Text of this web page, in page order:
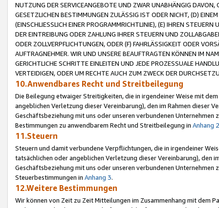
NUTZUNG DER SERVICEANGEBOTE UND ZWAR UNABHÄNGIG
GESETZLICHEN BESTIMMUNGEN ZULÄSSIG IST ODER NICHT, (D)
(EINSCHLIESSLICH EINER PROGRAMMRICHTLINIE), (E) IHREN
DER EINTREIBUNG ODER ZAHLUNG IHRER STEUERN UND
ODER ZOLLVERPFLICHTUNGEN, ODER (F) FAHRLÄSSIGKEIT ODER
AUFTRAGNEHMER. WIR UND UNSERE BEAUFTRAGTEN KÖNNEN IM
GERICHTLICHE SCHRITTE EINLEITEN UND JEDE PROZESSUALE
VERTEIDIGEN, ODER UM RECHTE AUCH ZUM ZWECK DER
10.Anwendbares Recht und Streitbeilegung
Die Beilegung etwaiger Streitigkeiten, die in irgendeiner Weise mit
angeblichen Verletzung dieser Vereinbarung), den im Rahmen dieser
Geschäftsbeziehung mit uns oder unseren verbundenen
Bestimmungen zu anwendbarem Recht und Streitbeilegung in Anhang 2
11.Steuern
Steuern und damit verbundene Verpflichtungen, die in irgendeiner
tatsächlichen oder angeblichen Verletzung dieser Vereinbarung), den
Geschäftsbeziehung mit uns oder unseren verbundenen
Steuerbestimmungen in Anhang 3.
12.Weitere Bestimmungen
Wir können von Zeit zu Zeit Mitteilungen im Zusammenhang mit dem